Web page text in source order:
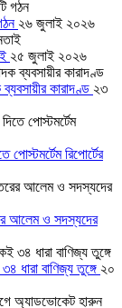
২৬ জুলাই ২০২৬
২৫ জুলাই ২০২৬
কারাদণ্ড ২৩
পোস্টমর্টেম রিপোর্টের
আলেম ও সদস্যদের
ধারা বাণিজ্য তুঙ্গে ২০